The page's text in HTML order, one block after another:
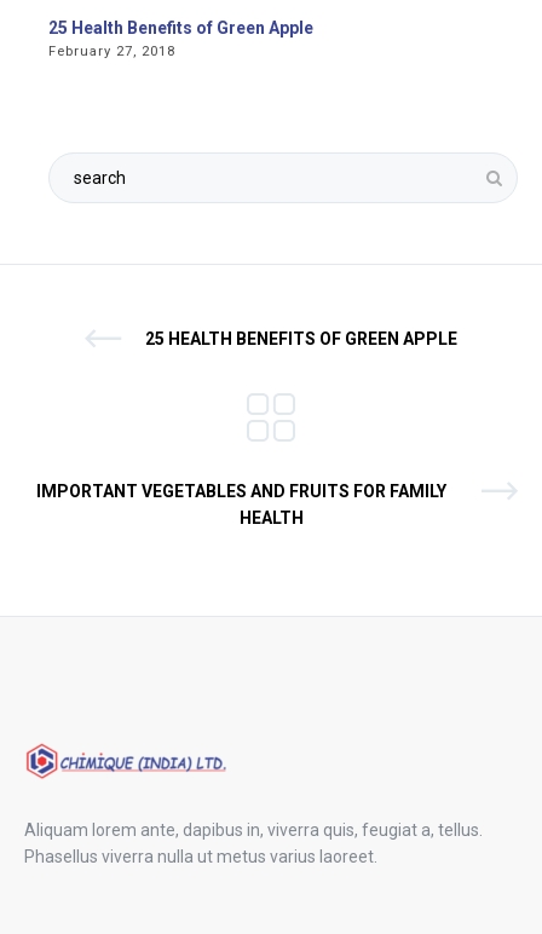
25 Health Benefits of Green Apple
February 27, 2018
25 HEALTH BENEFITS OF GREEN APPLE
IMPORTANT VEGETABLES AND FRUITS FOR FAMILY
HEALTH
Aliquam lorem ante, dapibus in, viverra quis, feugiat a, tellus.
Phasellus viverra nulla ut metus varius laoreet.